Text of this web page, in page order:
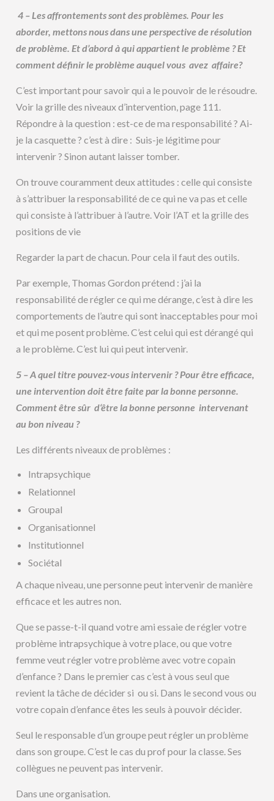
4 – Les affrontements sont des problèmes. Pour les
aborder, mettons nous dans une perspective de résolution
de problème. Et d’abord à qui appartient le problème ? Et
comment définir le problème auquel vous avez affaire?
C’est important pour savoir qui a le pouvoir de le résoudre.
Voir la grille des niveaux d’intervention, page 111.
Répondre à la question : est-ce de ma responsabilité ? Ai-
je la casquette ? c’est à dire : Suis-je légitime pour
intervenir ? Sinon autant laisser tomber.
On trouve couramment deux attitudes : celle qui consiste
à s’attribuer la responsabilité de ce qui ne va pas et celle
qui consiste à l’attribuer à l’autre. Voir l’AT et la grille des
positions de vie
Regarder la part de chacun. Pour cela il faut des outils.
Par exemple, Thomas Gordon prétend : j’ai la
responsabilité de régler ce qui me dérange, c’est à dire les
comportements de l’autre qui sont inacceptables pour moi
et qui me posent problème. C’est celui qui est dérangé qui
a le problème. C’est lui qui peut intervenir.
5 – A quel titre pouvez-vous intervenir ? Pour être efficace,
une intervention doit être faite par la bonne personne.
Comment être sûr d‘être la bonne personne intervenant
au bon niveau ?
Les différents niveaux de problèmes :
Intrapsychique
Relationnel
Groupal
Organisationnel
Institutionnel
Sociétal
A chaque niveau, une personne peut intervenir de manière
efficace et les autres non.
Que se passe-t-il quand votre ami essaie de régler votre
problème intrapsychique à votre place, ou que votre
femme veut régler votre problème avec votre copain
d’enfance ? Dans le premier cas c’est à vous seul que
revient la tâche de décider si ou si. Dans le second vous ou
votre copain d’enfance êtes les seuls à pouvoir décider.
Seul le responsable d’un groupe peut régler un problème
dans son groupe. C’est le cas du prof pour la classe. Ses
collègues ne peuvent pas intervenir.
Dans une organisation.